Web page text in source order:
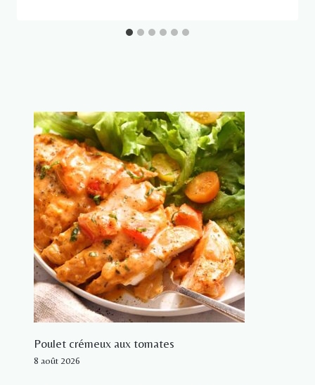
Poulet crémeux aux tomates
8 août 2026